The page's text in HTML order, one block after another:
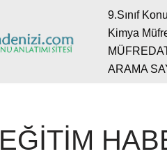
9.Sınıf
Kimya
ARAMA
EĞİTİM